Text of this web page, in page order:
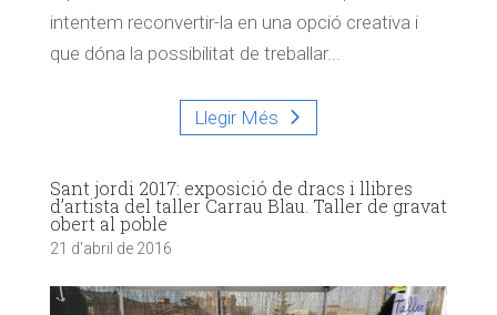
intentem reconvertir-la en una opció creativa i
que dóna la possibilitat de treballar...
Llegir Més
Sant jordi 2017: exposició de dracs i llibres
d’artista del taller Carrau Blau. Taller de gravat
obert al poble
21 d'abril de 2016